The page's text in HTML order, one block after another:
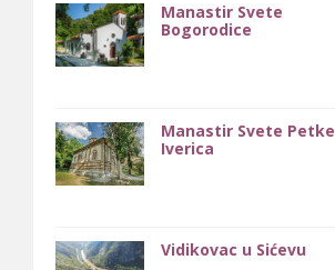
Manastir Svete
Bogorodice
Manastir Svete Petke
Iverica
Vidikovac u Sićevu